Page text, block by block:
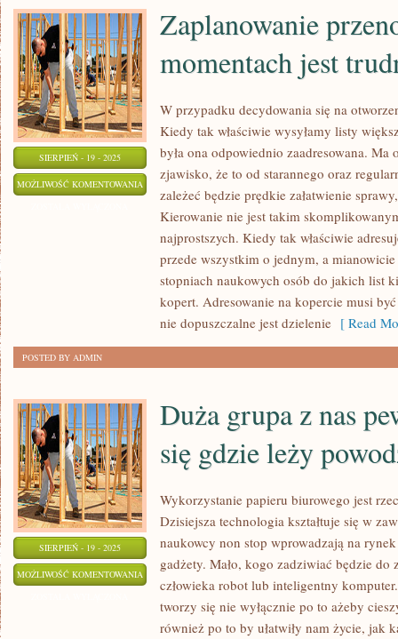
SIERPIEŃ - 19 - 2025
MOŻLIWOŚĆ KOMENTOWANIA ZAPLANOWANIE
PEWNYCH
TRUDNE
Zaplanowanie
momentach jest
W przypadku decydowania się na
Kiedy tak właściwie wysyłamy listy
była ona odpowiednio zaadresowana.
zjawisko, że to od starannego oraz
zależeć będzie prędkie załatwienie
Kierowanie nie jest takim
najprostszych. Kiedy tak właściwie
przede wszystkim o jednym, a
stopniach naukowych osób do jakich list
kopert. Adresowanie na kopercie musi
nie dopuszczalne jest dzielenie [ Read
POSTED BY ADMIN
SIERPIEŃ - 19 - 2025
MOŻLIWOŚĆ KOMENTOWANIA DUŻA
Duża grupa z nas
się gdzie leży
Wykorzystanie papieru biurowego jest
Dzisiejsza technologia kształtuje się w
naukowcy non stop wprowadzają na
gadżety. Mało, kogo zadziwiać będzie do
człowieka robot lub inteligentny
tworzy się nie wyłącznie po to ażeby
również po to by ułatwiły nam życie, jak